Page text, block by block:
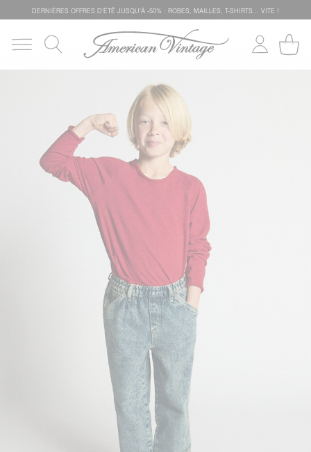
DERNIÈRES OFFRES D'ÉTÊ JUSQU'À -50% : ROBES, MAILLES, T-SHIRTS... VITE !